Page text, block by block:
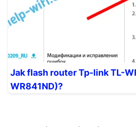
Jak flash router Tp-link TL-
WR841ND)?